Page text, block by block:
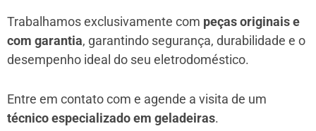
Trabalhamos exclusivamente com peças originais e
com garantia, garantindo segurança, durabilidade e o
desempenho ideal do seu eletrodoméstico.
Entre em contato com e agende a visita de um
técnico especializado em geladeiras.